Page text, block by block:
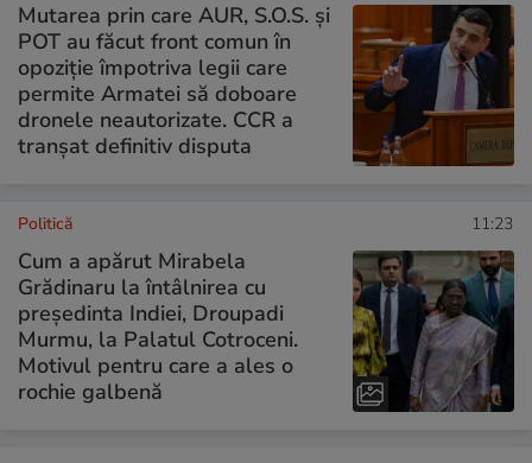
Mutarea prin care AUR, S.O.S. și
POT au făcut front comun în
opoziție împotriva legii care
permite Armatei să doboare
dronele neautorizate. CCR a
tranșat definitiv disputa
Politică 11:23
Cum a apărut Mirabela
Grădinaru la întâlnirea cu
președinta Indiei, Droupadi
Murmu, la Palatul Cotroceni.
Motivul pentru care a ales o
rochie galbenă